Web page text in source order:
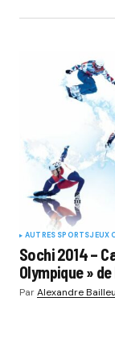
AUTRES SPORTSJEUX
Sochi 2014 –
Olympique »
ParAlexandre